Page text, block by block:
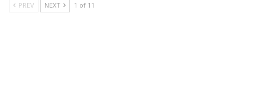
PREV NEXT 1 of 11